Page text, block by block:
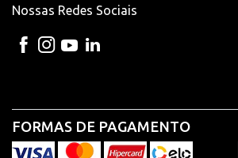
Nossas Redes Sociais
FORMAS DE PAGAMENTO